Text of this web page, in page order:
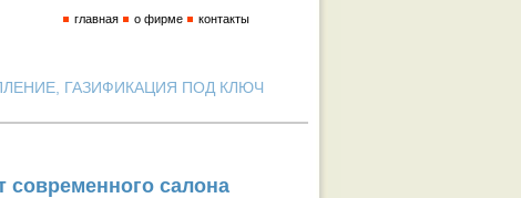
ГАЗИФИКАЦИЯ ПОД КЛЮЧ
главная о фирме контакты
современного салона